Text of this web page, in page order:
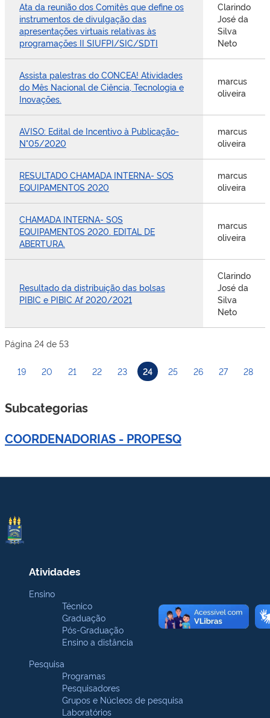
Ata da reunião dos Comitês que define os
instrumentos de divulgação das
apresentações virtuais relativas às
programações II SIUFPI/SIC/SDTI
Clarindo
José da
Silva
Neto
Assista palestras do CONCEA! Atividades
do Mês Nacional de Ciência, Tecnologia e
Inovações.
marcus
oliveira
AVISO: Edital de Incentivo à Publicação-
N°05/2020
marcus
oliveira
RESULTADO CHAMADA INTERNA- SOS
EQUIPAMENTOS 2020
marcus
oliveira
CHAMADA INTERNA- SOS
EQUIPAMENTOS 2020. EDITAL DE
ABERTURA.
marcus
oliveira
Resultado da distribuição das bolsas
PIBIC e PIBIC Af 2020/2021
Clarindo
José da
Silva
Neto
Página 24 de 53
19 20 21 22 23 24 25 26 27 28
Subcategorias
COORDENADORIAS - PROPESQ
Atividades
Ensino
Técnico
Graduação
Pós-Graduação
Ensino a distância
Pesquisa
Programas
Pesquisadores
Grupos e Núcleos de pesquisa
Laboratórios